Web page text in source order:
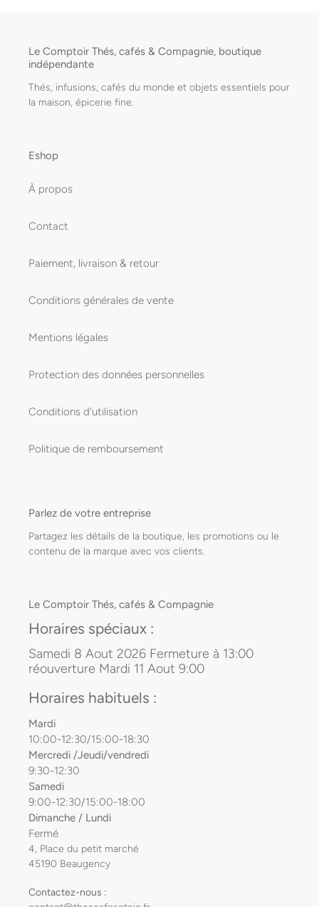
Le Comptoir Thés, cafés & Compagnie, boutique
indépendante
Thés, infusions, cafés du monde et objets essentiels pour
la maison, épicerie fine.
Eshop
À propos
Contact
Paiement, livraison & retour
Conditions générales de vente
Mentions légales
Protection des données personnelles
Conditions d'utilisation
Politique de remboursement
Parlez de votre entreprise
Partagez les détails de la boutique, les promotions ou le
contenu de la marque avec vos clients.
Le Comptoir Thés, cafés & Compagnie
Horaires spéciaux :
Samedi 8 Aout 2026 Fermeture à 13:00
réouverture Mardi 11 Aout 9:00
Horaires habituels :
Mardi
10:00-12:30/15:00-18:30
Mercredi /Jeudi/vendredi
9:30-12:30
Samedi
9:00-12:30/15:00-18:00
Dimanche / Lundi
Fermé
4, Place du petit marché
45190 Beaugency
Contactez-nous :